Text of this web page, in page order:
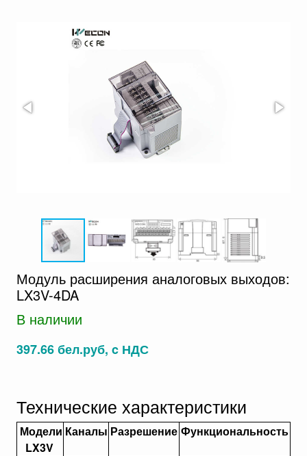
Модуль расширения аналоговых выходов:
LX3V-4DA
В наличии
397.66 бел.руб, c НДС
Технические характеристики
Модели
LX3V
Каналы Разрешение Функциональность